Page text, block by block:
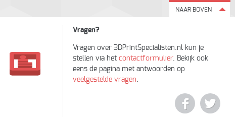
NAAR BOVEN
Vragen?
Vragen over 3DPrintSpecialisten.nl kun je
stellen via hetcontactformulier. Bekijk ook
eens de pagina met antwoorden op
veelgestelde vragen.